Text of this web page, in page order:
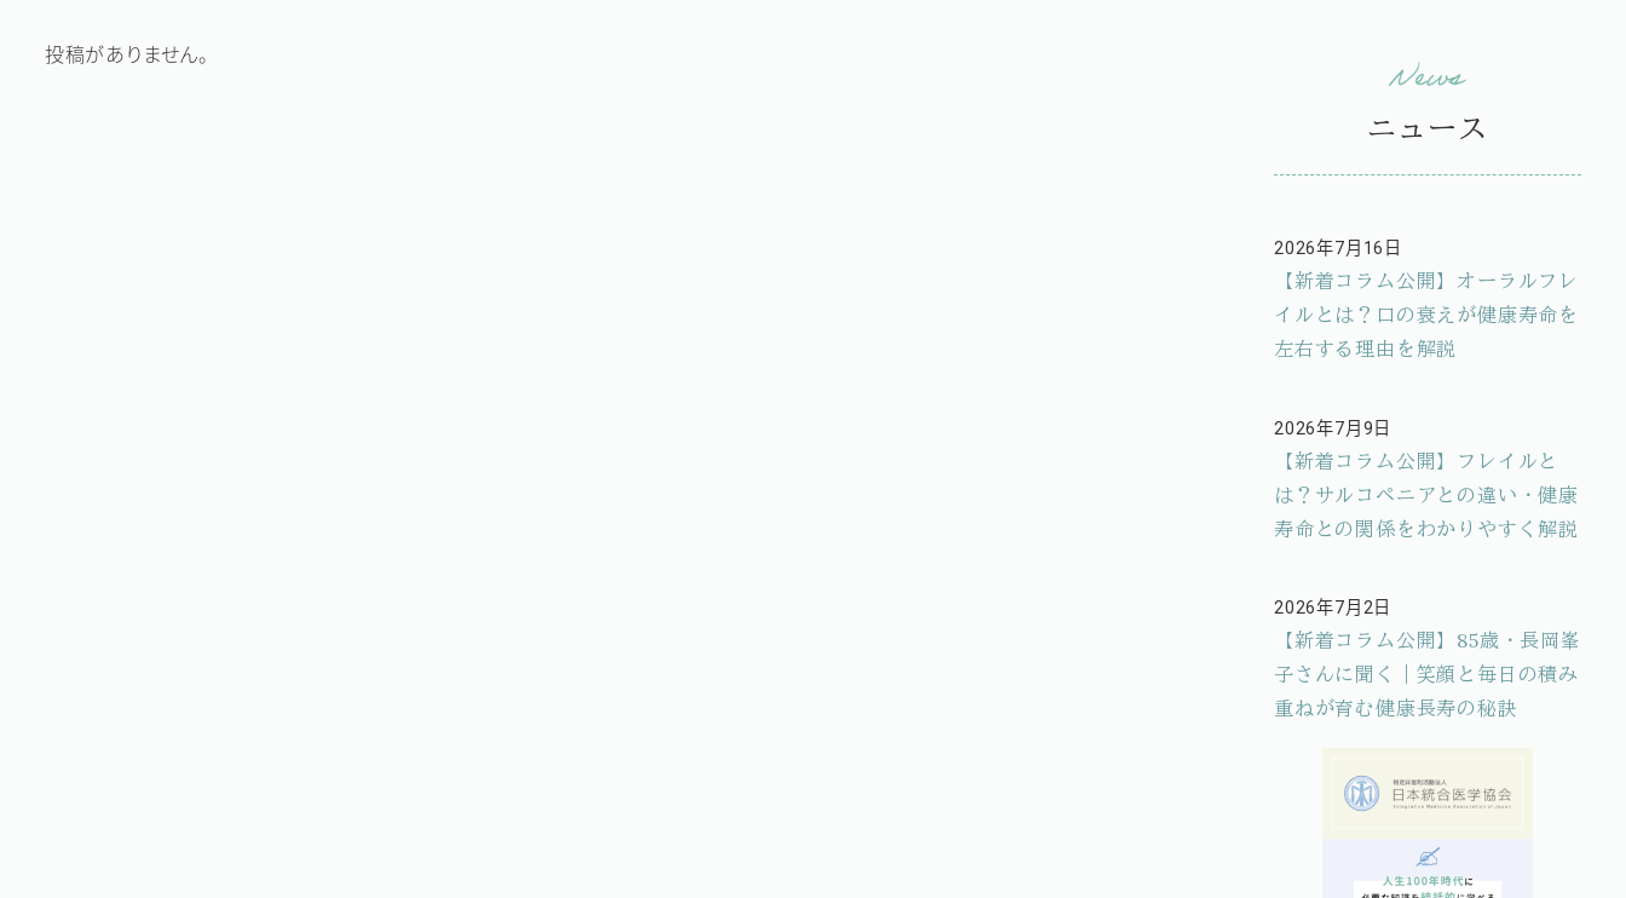
投稿がありません。
ニュース
【新着コラム公開】オーラルフレ
イルとは？口の衰えが健康寿命を
左右する理由を解説
投稿日
2026年7月16日
【新着コラム公開】フレイルと
は？サルコペニアとの違い・健康
寿命との関係をわかりやすく解説
投稿日
2026年7月9日
【新着コラム公開】85歳・長岡峯
子さんに聞く｜笑顔と毎日の積み
重ねが育む健康長寿の秘訣
投稿日
2026年7月2日